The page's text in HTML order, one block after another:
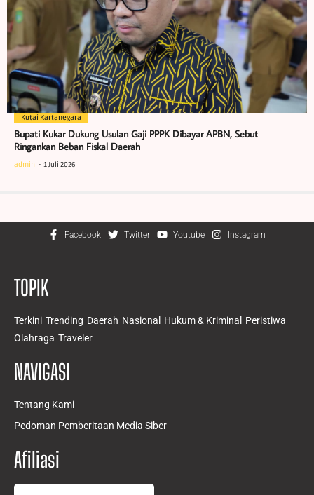
Kutai Kartanegara
Bupati Kukar Dukung Usulan Gaji PPPK Dibayar APBN, Sebut
Ringankan Beban Fiskal Daerah
admin 1 Juli 2026
Facebook Twitter Youtube Instagram
TOPIK
Terkini Trending Daerah Nasional Hukum & Kriminal
Peristiwa
Olahraga Traveler
NAVIGASI
Tentang Kami
Pedoman Pemberitaan Media Siber
Afiliasi